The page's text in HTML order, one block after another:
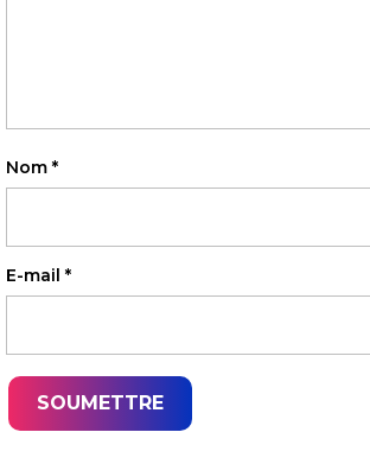
Nom *
E-mail *